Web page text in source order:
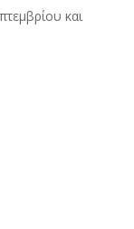
και